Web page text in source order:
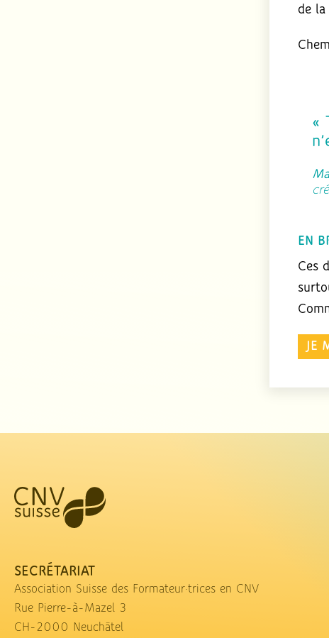
de la
«
EN
Ces
JE
SECRÉTARIAT
Association Suisse des Formateur·trices en CNV
Rue Pierre-à-Mazel 3
CH-2000 Neuchâtel